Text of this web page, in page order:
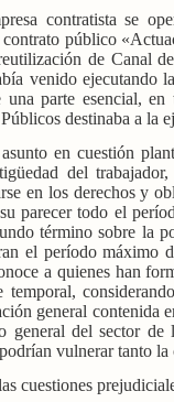
contratista se
público
de Canal
venido ejecutando
una parte esencial,
destinaba a la
en cuestión
del
en los derechos y
parecer todo el
término sobre la
el período máximo
a quienes han
temporal,
general contenida
general del sector de
vulnerar tanto
cuestiones